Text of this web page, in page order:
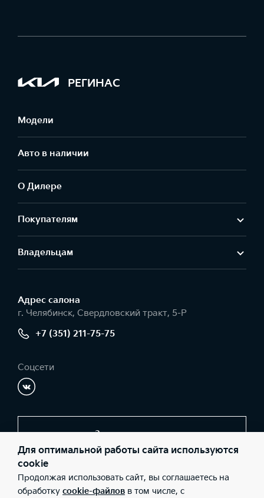
РЕГИНАС
Модели
Авто в наличии
О Дилере
Покупателям
Владельцам
Адрес салонa
г. Челябинск, Свердловский тракт, 5-Р
+7 (351) 211-75-75
Соцсети
Заказать звонок
© 2026 Юридические лица ООО "АР ДЖИ МОТОРС"
(Фактический адрес: г. Челябинск, Свердловский тракт, 5-Р;
Для оптимальной работы сайта используются
cookie
Продолжая использовать сайт, вы соглашаетесь на
обработку cookie-файлов в том числе, с